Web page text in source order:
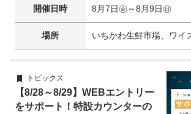
開催日時 8月7日㊎～8月9日㊐
場所 いちかわ生鮮市場、ワイ
トピックス
【8/28～8/29】WEBエントリー
をサポート！特設カウンターの